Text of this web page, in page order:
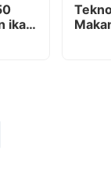
ikan